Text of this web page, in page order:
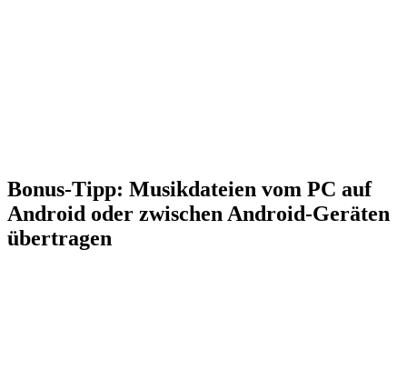
Bonus‑Tipp: Musikdateien vom PC auf
Android oder zwischen Android‑Geräten
übertragen